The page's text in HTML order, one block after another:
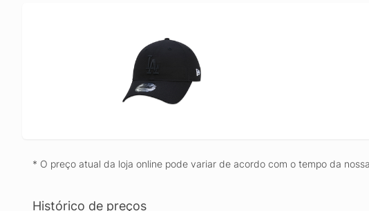
* O preço atual da loja online pode variar de acordo com o tempo da
Histórico de preços